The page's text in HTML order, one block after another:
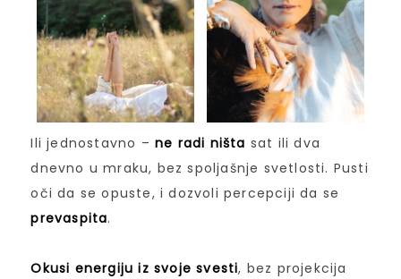
Ili jednostavno –ne radi ništa sat ili dva
dnevno u mraku, bez spoljašnje svetlosti. Pusti
oči da se opuste, i dozvoli percepciji da se
prevaspita.
Okusi energiju iz svoje svesti, bez projekcija